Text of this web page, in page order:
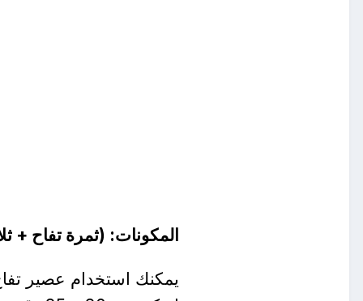
المكونات: (ثمرة تفاح +
يمكنك استخدام عصير